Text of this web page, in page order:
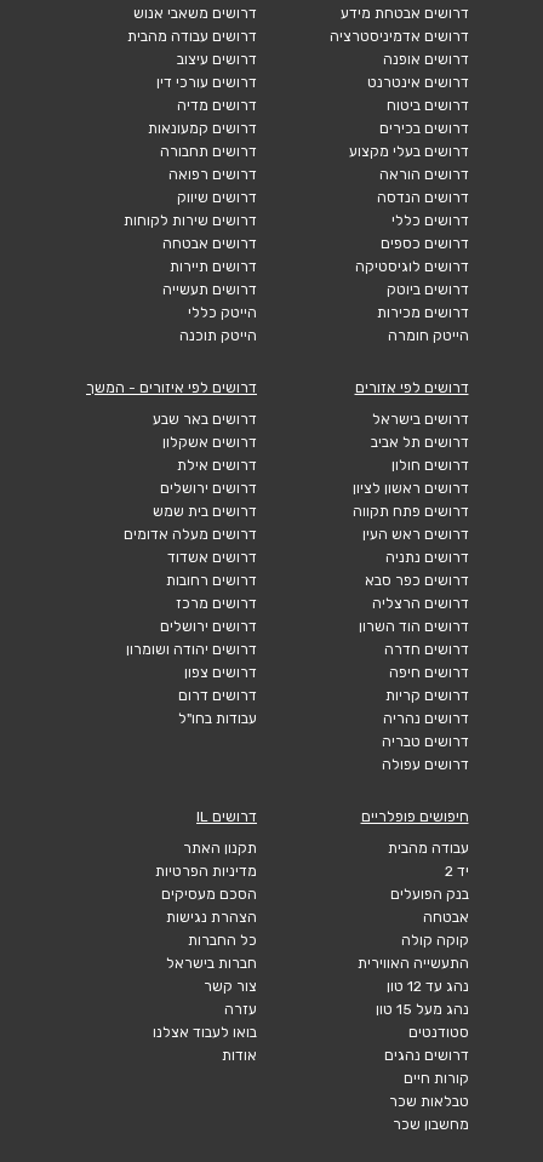
דרושים אבטחת מידע
דרושים אדמיניסטרציה
דרושים אופנה
דרושים אינטרנט
דרושים ביטוח
דרושים בכירים
דרושים בעלי מקצוע
דרושים הוראה
דרושים הנדסה
דרושים כללי
דרושים כספים
דרושים לוגיסטיקה
דרושים ביוטק
דרושים מכירות
הייטק חומרה
דרושים משאבי אנוש
דרושים עבודה מהבית
דרושים עיצוב
דרושים עורכי דין
דרושים מדיה
דרושים קמעונאות
דרושים תחבורה
דרושים רפואה
דרושים שיווק
דרושים שירות לקוחות
דרושים אבטחה
דרושים תיירות
דרושים תעשייה
הייטק כללי
הייטק תוכנה
דרושים לפי אזורים
דרושים בישראל
דרושים תל אביב
דרושים חולון
דרושים ראשון לציון
דרושים פתח תקווה
דרושים ראש העין
דרושים נתניה
דרושים כפר סבא
דרושים הרצליה
דרושים הוד השרון
דרושים חדרה
דרושים חיפה
דרושים קריות
דרושים נהריה
דרושים טבריה
דרושים עפולה
דרושים לפי איזורים - המשך
דרושים באר שבע
דרושים אשקלון
דרושים אילת
דרושים ירושלים
דרושים בית שמש
דרושים מעלה אדומים
דרושים אשדוד
דרושים רחובות
דרושים מרכז
דרושים ירושלים
דרושים יהודה ושומרון
דרושים צפון
דרושים דרום
עבודות בחו"ל
חיפושים פופלריים
עבודה מהבית
יד 2
בנק הפועלים
אבטחה
קוקה קולה
התעשייה האווירית
נהג עד 12 טון
נהג מעל 15 טון
סטודנטים
דרושים נהגים
קורות חיים
טבלאות שכר
מחשבון שכר
דרושים IL
תקנון האתר
מדיניות הפרטיות
הסכם מעסיקים
הצהרת נגישות
כל החברות
חברות בישראל
צור קשר
עזרה
בואו לעבוד אצלנו
אודות